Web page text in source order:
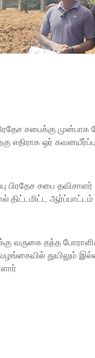
சபைக்கு
எதிராக ஒர்
பிரதேச சபை
திட்டமிட்ட ஆர்ப்பாட்டம்
வருகை தந்த
துயிலும்